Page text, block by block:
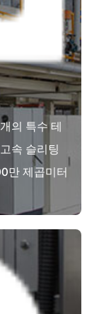
의 특수 테
속 슬리팅
만 제곱미터